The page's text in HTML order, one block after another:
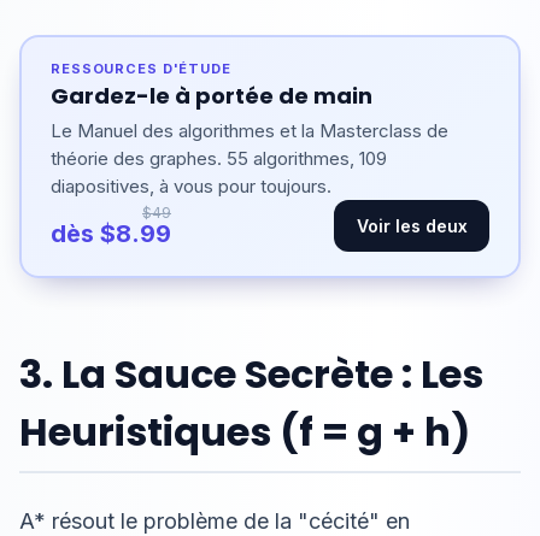
RESSOURCES D'ÉTUDE
Gardez-le à portée de main
Le Manuel des algorithmes et la Masterclass de
théorie des graphes. 55 algorithmes, 109
diapositives, à vous pour toujours.
$49
dès $8.99 Voir les deux
3. La Sauce Secrète : Les
Heuristiques (f = g + h)
A* résout le problème de la "cécité" en